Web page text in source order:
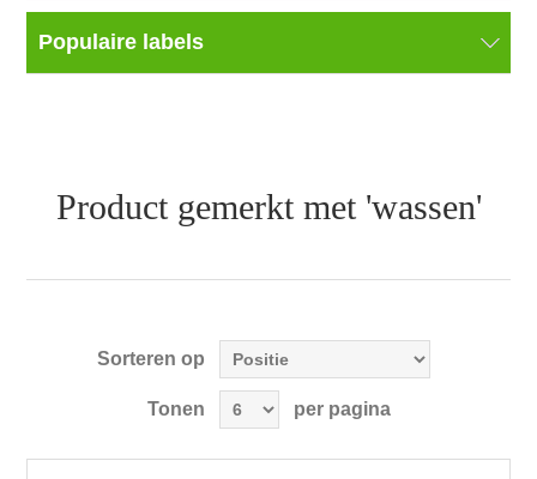
Populaire labels
Product gemerkt met 'wassen'
Sorteren op
Tonen per pagina